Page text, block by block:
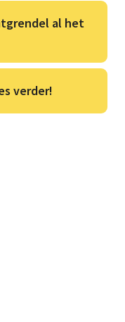
al het
verder!